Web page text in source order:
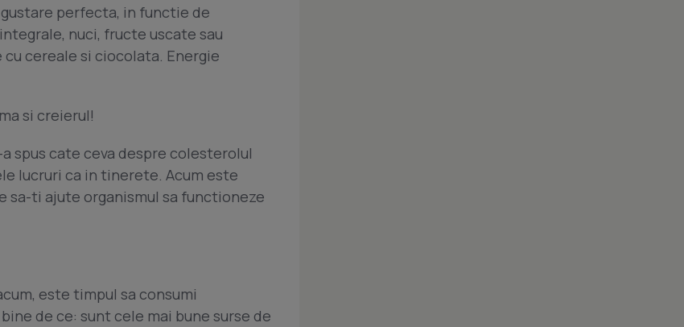
perfecta, in functie de
nuci, fructe uscate sau
cereale si ciocolata. Energie
si creierul!
spus cate ceva despre colesterolul
lucruri ca in tinerete. Acum este
sa-ti ajute organismul sa functioneze
este timpul sa consumi
de ce: sunt cele mai bune surse de